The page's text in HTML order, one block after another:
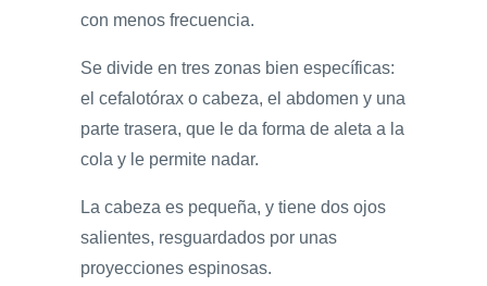
con menos frecuencia.
Se divide en tres zonas bien específicas:
el cefalotórax o cabeza, el abdomen y una
parte trasera, que le da forma de aleta a la
cola y le permite nadar.
La cabeza es pequeña, y tiene dos ojos
salientes, resguardados por unas
proyecciones espinosas.